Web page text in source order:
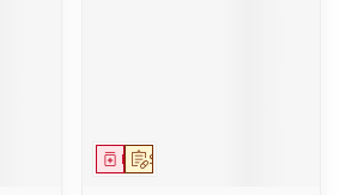
Sur prescription
Médicament